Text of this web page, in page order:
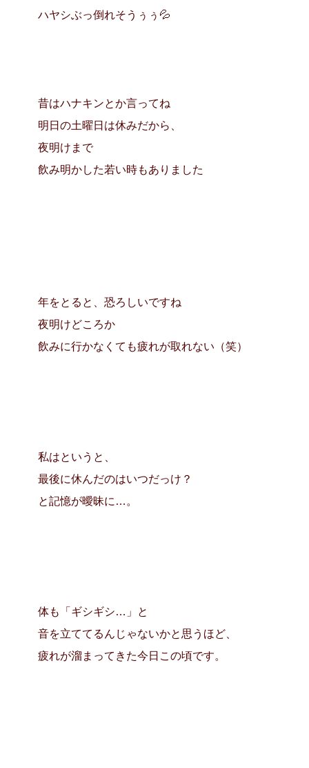
ハヤシぶっ倒れそうぅぅ💦
昔はハナキンとか言ってね
明日の土曜日は休みだから、
夜明けまで
飲み明かした若い時もありました
年をとると、恐ろしいですね
夜明けどころか
飲みに行かなくても疲れが取れない（笑）
私はというと、
最後に休んだのはいつだっけ？
と記憶が曖昧に…。
体も「ギシギシ…」と
音を立ててるんじゃないかと思うほど、
疲れが溜まってきた今日この頃です。